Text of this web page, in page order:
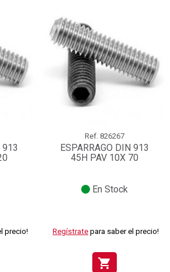
913
precio!
Ref. 826267
ESPARRAGO DIN 913
45H PAV 10X 70
En Stock
Regístrate para saber el precio!
shopping_cart